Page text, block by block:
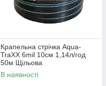
Крапельна стрічка Aqua-
TraXX 6mil 10см 1,14л/год
50м Щільова
В наявності